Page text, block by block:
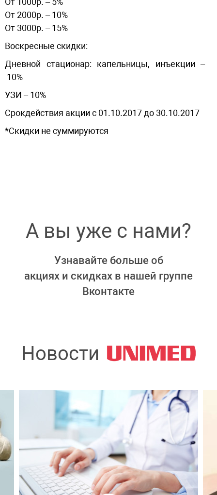
От 2000р. – 10%
От 3000р. – 15%
Воскресные скидки:
Дневной стационар: капельницы, инъекции –
10%
УЗИ –10%
Срокдействия акции с 01.10.2017 до 30.10.2017
*Скидки не суммируются
А вы уже с нами?
Узнавайте больше об
акциях и скидках в нашей группе
Вконтакте
Новости